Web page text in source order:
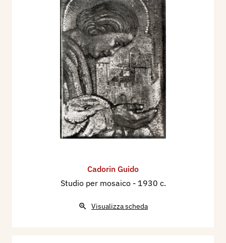
Cadorin Guido
Studio per mosaico - 1930 c.
Visualizza scheda